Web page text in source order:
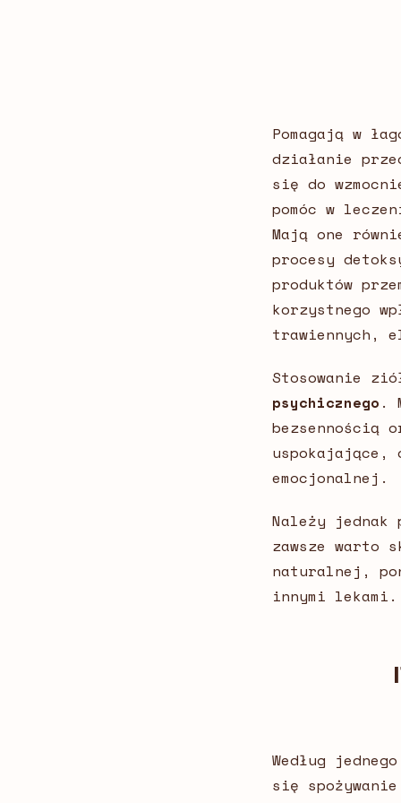
Pomagają w
działanie
się do
pomóc w
Mają one
procesy
produktów
korzystnego
trawiennych,
Stosowanie
psychicznego .
bezsennością
uspokajające,
emocjonalnej.
Należy jednak
zawsze warto
naturalnej,
innymi lekami.
Według
się